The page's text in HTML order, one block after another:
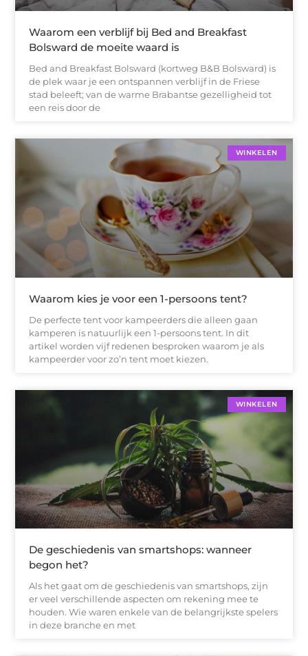
Waarom een verblijf bij Bed and Breakfast
Bolsward de moeite waard is
Bed and Breakfast Bolsward (kortweg B&B Bolsward) is
de plek waar je een ontspannen verblijf in de Friese
stad beleeft; van de warme Brabantse gezelligheid tot
een reis door de
WINKELEN
Waarom kies je voor een 1-persoons tent?
De perfecte tent voor kampeerders die alleen gaan
kamperen is natuurlijk een 1-persoons tent. In dit
artikel worden vijf redenen besproken waarom je als
kampeerder voor zo’n tent moet kiezen.
WINKELEN
De geschiedenis van smartshops: wanneer
begon het?
Als het gaat om de geschiedenis van smartshops, zijn
er veel verschillende aspecten om rekening mee te
houden. Wie waren enkele van de belangrijkste spelers
in deze branche en met